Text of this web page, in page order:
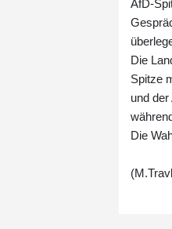
AfD-
Die
Spitze
und
Die